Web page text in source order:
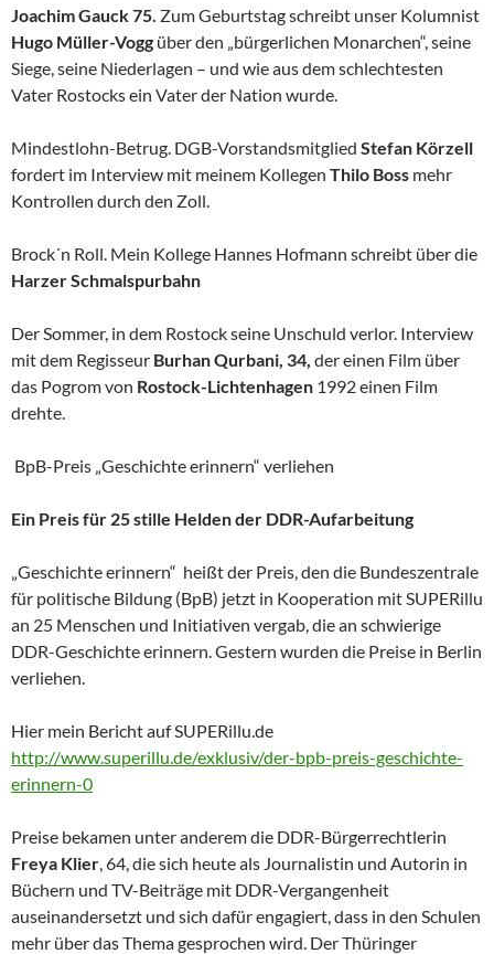
Joachim Gauck 75. Zum Geburtstag schreibt unser Kolumnist
Hugo Müller-Vogg über den „bürgerlichen Monarchen“, seine
Siege, seine Niederlagen – und wie aus dem schlechtesten
Vater Rostocks ein Vater der Nation wurde.
Mindestlohn-Betrug. DGB-Vorstandsmitglied Stefan Körzell
fordert im Interview mit meinem Kollegen Thilo Boss mehr
Kontrollen durch den Zoll.
Brock´n Roll. Mein Kollege Hannes Hofmann schreibt über die
Harzer Schmalspurbahn
Der Sommer, in dem Rostock seine Unschuld verlor. Interview
mit dem Regisseur Burhan Qurbani, 34, der einen Film über
das Pogrom von Rostock-Lichtenhagen 1992 einen Film
drehte.
BpB-Preis „Geschichte erinnern“ verliehen
Ein Preis für 25 stille Helden der DDR-Aufarbeitung
„Geschichte erinnern“ heißt der Preis, den die Bundeszentrale
für politische Bildung (BpB) jetzt in Kooperation mit SUPERillu
an 25 Menschen und Initiativen vergab, die an schwierige
DDR-Geschichte erinnern. Gestern wurden die Preise in Berlin
verliehen.
Hier mein Bericht auf SUPERillu.de
http://www.superillu.de/exklusiv/der-bpb-preis-geschichte-
erinnern-0
Preise bekamen unter anderem die DDR-Bürgerrechtlerin
Freya Klier, 64, die sich heute als Journalistin und Autorin in
Büchern und TV-Beiträge mit DDR-Vergangenheit
auseinandersetzt und sich dafür engagiert, dass in den Schulen
mehr über das Thema gesprochen wird. Der Thüringer